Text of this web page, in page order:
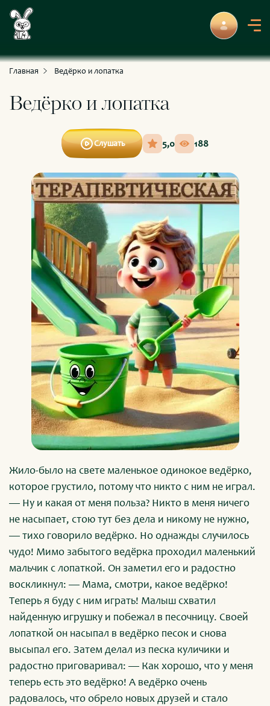
Для умных и любознательных
Главная Ведёрко и лопатка
Ведёрко и лопатка
Жило-было на свете маленькое одинокое ведёрко,
которое грустило, потому что никто с ним не играл.
— Ну и какая от меня польза? Никто в меня ничего
не насыпает, стою тут без дела и никому не нужно,
— тихо говорило ведёрко. Но однажды случилось
чудо! Мимо забытого ведёрка проходил маленький
мальчик с лопаткой. Он заметил его и радостно
воскликнул: — Мама, смотри, какое ведёрко!
Теперь я буду с ним играть! Малыш схватил
найденную игрушку и побежал в песочницу. Своей
лопаткой он насыпал в ведёрко песок и снова
высыпал его. Затем делал из песка куличики и
радостно приговаривал: — Как хорошо, что у меня
теперь есть это ведёрко! А ведёрко очень
радовалось, что обрело новых друзей и стало
Слушать 5,0 188